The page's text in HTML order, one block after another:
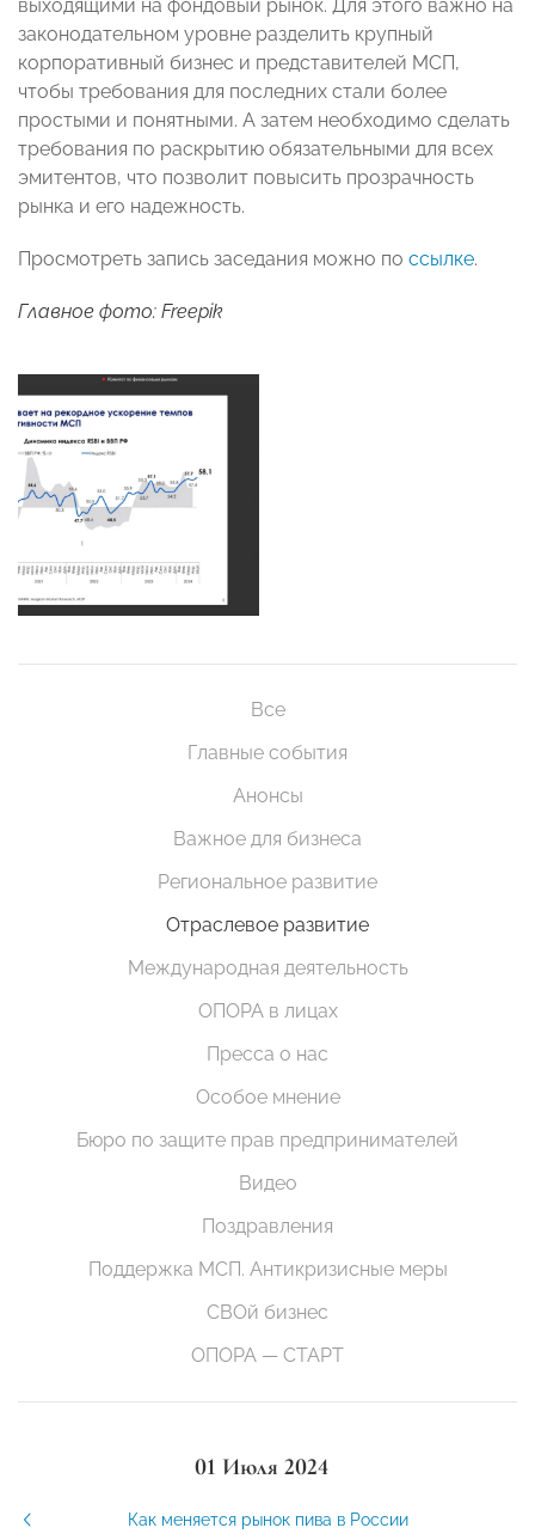
выходящими на фондовый рынок. Для этого важно на
законодательном уровне разделить крупный
корпоративный бизнес и представителей МСП,
чтобы требования для последних стали более
простыми и понятными. А затем необходимо сделать
требования по раскрытию обязательными для всех
эмитентов, что позволит повысить прозрачность
рынка и его надежность.
Просмотреть запись заседания можно по ссылке.
Главное фото: Freepik
Все
Главные события
Анонсы
Важное для бизнеса
Региональное развитие
Отраслевое развитие
Международная деятельность
ОПОРА в лицах
Пресса о нас
Особое мнение
Бюро по защите прав предпринимателей
Видео
Поздравления
Поддержка МСП. Антикризисные меры
СВОй бизнес
ОПОРА — СТАРТ
01 Июля 2024
Как меняется рынок пива в России